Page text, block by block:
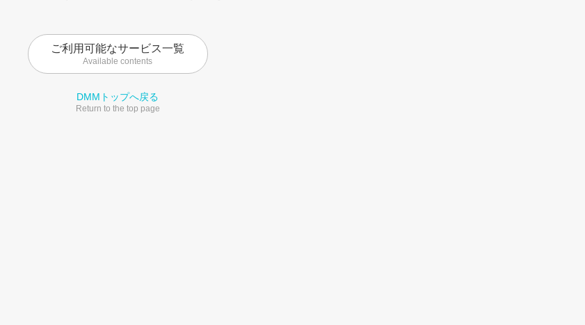
ご利用可能なサービス一覧
Available contents
DMMトップへ戻る
Return to the top page